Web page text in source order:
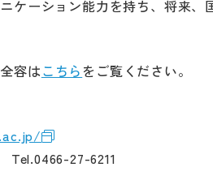
ケーション能力を持ち、将来
容はこちら をご覧ください。
Tel.0466-27-6211